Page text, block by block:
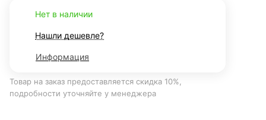
Нет в наличии
Нашли дешевле?
Информация
Товар на заказ предоставляется скидка 10%,
подробности уточняйте у менеджера